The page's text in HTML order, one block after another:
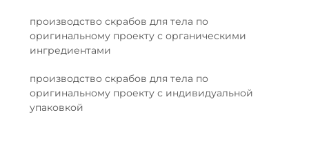
производство скрабов для тела по
оригинальному проекту с органическими
ингредиентами
производство скрабов для тела по
оригинальному проекту с индивидуальной
упаковкой